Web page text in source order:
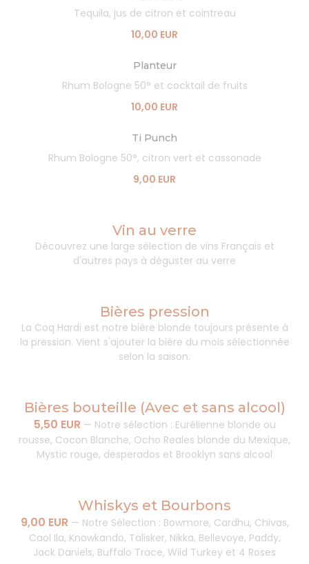
Tequila, jus de citron et cointreau
10,00 EUR
Planteur
Rhum Bologne 50° et cocktail de fruits
10,00 EUR
Ti Punch
Rhum Bologne 50°, citron vert et cassonade
9,00 EUR
Vin au verre
Découvrez une large sélection de vins Français et
d'autres pays à déguster au verre
Bières pression
La Coq Hardi est notre bière blonde toujours présente à
la pression. Vient s'ajouter la bière du mois sélectionnée
selon la saison.
Bières bouteille (Avec et sans alcool)
5,50 EUR — Notre sélection : Eurélienne blonde ou
rousse, Cocon Blanche, Ocho Reales blonde du Mexique,
Mystic rouge, desperados et Brooklyn sans alcool
Whiskys et Bourbons
9,00 EUR — Notre Sélection : Bowmore, Cardhu, Chivas,
Caol Ila, Knowkando, Talisker, Nikka, Bellevoye, Paddy,
Jack Daniels, Buffalo Trace, Wild Turkey et 4 Roses